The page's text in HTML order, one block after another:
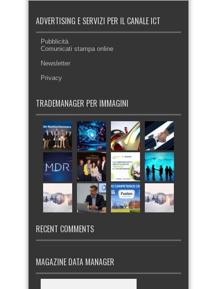
ADVERTISING E SERVIZI PER IL CANALE ICT
Pubblicità
Comunicati stampa online
Newsletter
Privacy
TRADEMANAGER PER IMMAGINI
RECENT COMMENTS
MAGAZINE DATA MANAGER